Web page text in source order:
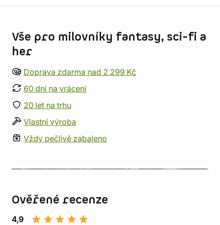
Vše pro milovníky fantasy, sci-fi a
her
Doprava zdarma nad 2 299 Kč
60 dní na vrácení
20 let na trhu
Vlastní výroba
Vždy pečlivě zabaleno
Ověřené recenze
4,9